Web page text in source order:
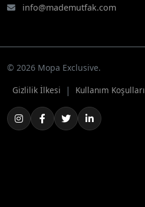
info@mademutfak.com
© 2026 Mopa Exclusive.
Gizlilik İlkesi
| Kullanım Koşulları